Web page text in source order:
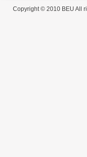
Copyright © 2010 BEU All